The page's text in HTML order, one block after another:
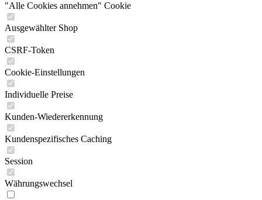
"Alle Cookies annehmen" Cookie
Ausgewählter Shop
CSRF-Token
Cookie-Einstellungen
Individuelle Preise
Kunden-Wiedererkennung
Kundenspezifisches Caching
Session
Währungswechsel